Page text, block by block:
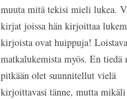
muuta mitä tekisi mieli lukea.
kirjat joissa hän kirjoittaa
kirjoista ovat huippuja!
matkalukemista myös. En tiedä
pitkään olet suunnitellut vielä
kirjoittavasi tänne, mutta mikäli